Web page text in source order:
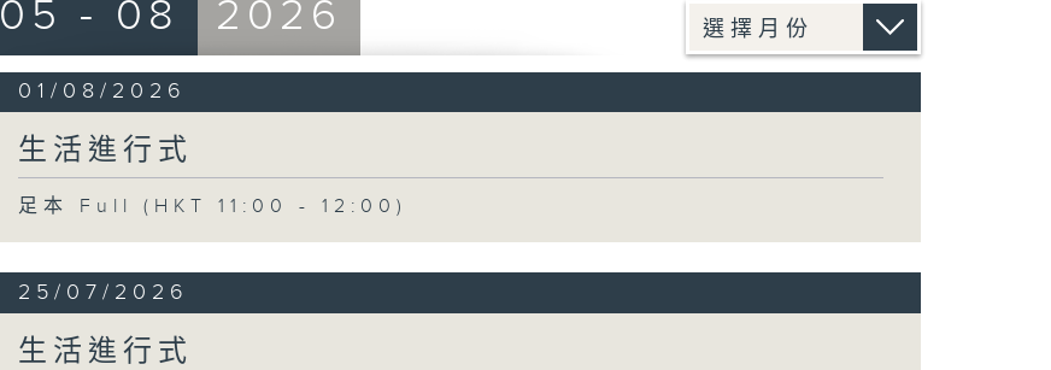
05 - 08 2026
01/08/2026
生活進行式
足本 Full (HKT 11:00 - 12:00)
25/07/2026
生活進行式